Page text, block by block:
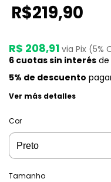
R$219,90
R$ 208,91 via Pix (5%
6 cuotas sin interés de
5% de descuento
Ver más detalles
Cor
Tamanho